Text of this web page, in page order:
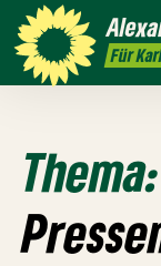
Für
Leichte
Sprache
Thema: